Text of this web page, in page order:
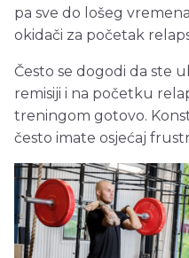
pa sve do lošeg
okidači za početak
Često se dogodi da ste
remisiji i na početku
treningom gotovo.
često imate osjećaj